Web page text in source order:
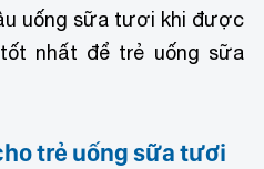
uống sữa tươi khi được
nhất để trẻ uống sữa
trẻ uống sữa tươi